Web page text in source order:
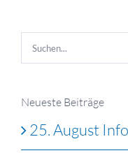
Suche
nach:
Neueste Beiträge
25. August